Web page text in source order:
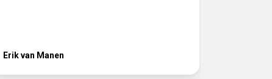
Erik van Manen